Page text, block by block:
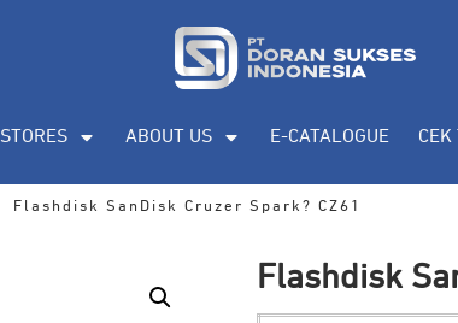
STORES ABOUT US E-CATALOGUE CEK
Flashdisk SanDisk Cruzer Spark? CZ61
Flashdisk